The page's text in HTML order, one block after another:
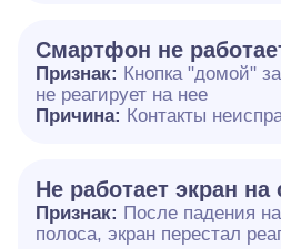
Смартфон не
Признак: Кнопка "домой"
не реагирует на нее
Причина: Контакты
Не работает экран
Признак: После падения
полоса, экран перестал